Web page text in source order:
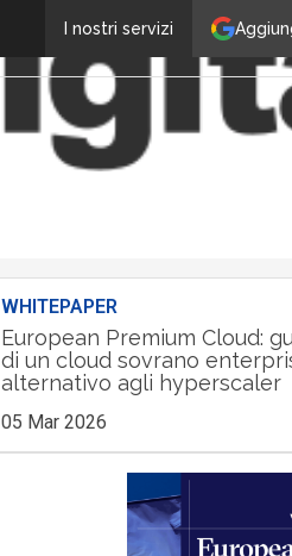
I nostri servizi
WHITEPAPER
European Premium Cloud:
di un cloud sovrano
alternativo agli hyperscaler
05 Mar 2026